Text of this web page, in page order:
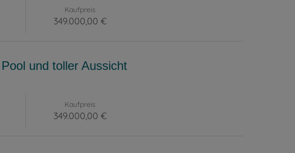
Kaufpreis
349.000,00 €
und toller Aussicht
Kaufpreis
349.000,00 €